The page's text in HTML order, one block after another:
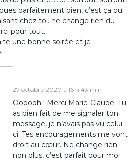
parfaitement bien, c’est ça qui
chez toi. ne change rien du
pour tout.
une bonne soirée et je
27 octobre 2020 à 16 h 43 min
Oooooh ! Merci Marie-Claude. Tu
as bien fait de me signaler ton
message, je n’avais pas vu celui-
ci. Tes encouragements me vont
droit au cœur. Ne change rien
non plus, c’est parfait pour moi